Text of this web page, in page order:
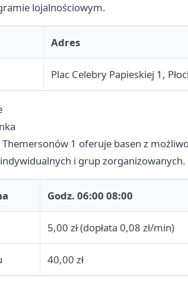
lojalnościowym.
Adres
Plac Celebry Papieskiej 1,
Themersonów 1 oferuje basen z
i grup zorganizowanych.
Godz. 06:00 08:00
5,00 zł (dopłata 0,08 zł/min)
40,00 zł